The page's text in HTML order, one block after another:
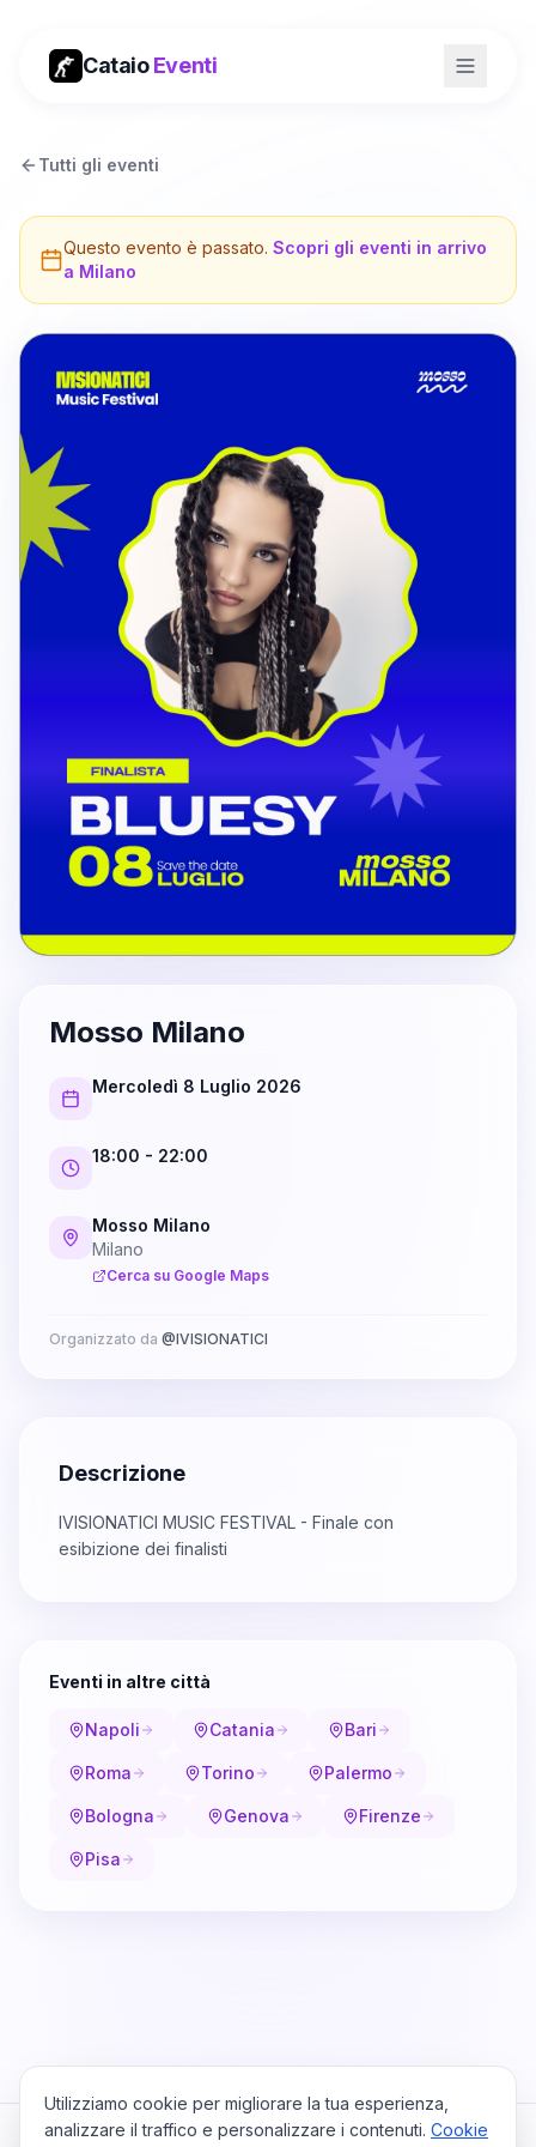
CataioEventi
Tutti gli eventi
Questo evento è passato. Scopri gli eventi in arrivo
a Milano
Mosso Milano
Mercoledì 8 Luglio 2026
18:00 - 22:00
Mosso Milano
Milano
Cerca su Google Maps
Organizzato da @IVISIONATICI
Descrizione
IVISIONATICI MUSIC FESTIVAL - Finale con
esibizione dei finalisti
Eventi in altre città
Napoli Catania Bari
Roma Torino Palermo
Bologna Genova Firenze
Pisa
Utilizziamo cookie per migliorare la tua esperienza,
analizzare il traffico e personalizzare i contenuti. Cookie